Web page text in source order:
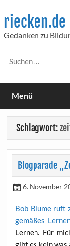
content
riecken.de
Gedanken zu
Menü
Schlagwort:
Blogparade
6. November
Bob Blu­me ruft
ge­mä­ßes
Ler­nen. Für